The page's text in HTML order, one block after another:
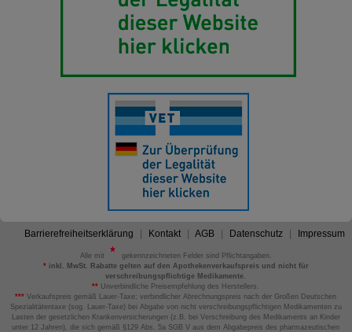
Barrierefreiheitserklärung Kontakt AGB Datenschutz Impressum
Alle mit
gekennzeichneten Felder sind Pflichtangaben.
*inkl. MwSt. Rabatte gelten auf den Apothekenverkaufspreis und nicht für
verschreibungspflichtige Medikamente.
** Unverbindliche Preisempfehlung des Herstellers.
*** Verkaufspreis gemäß Lauer-Taxe; verbindlicher Abrechnungspreis nach der Großen Deutschen
Spezialitätentaxe (sog. Lauer-Taxe) bei Abgabe von nicht verschreibungspflichtigen Medikamenten zu
Lasten der gesetzlichen Krankenversicherungen (z.B. bei Verschreibung des Medikaments an Kinder
unter 12 Jahren), die sich gemäß §129 Abs. 5a SGB V aus dem Abgabepreis des pharmazeutischen